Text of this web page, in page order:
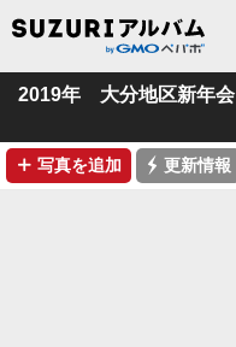
2019年 大分地区新年会
➕ 写真を追加 ⚡ 更新情報